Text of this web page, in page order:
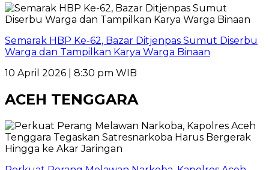
Semarak HBP Ke-62, Bazar Ditjenpas Sumut Diserbu
Warga dan Tampilkan Karya Warga Binaan
10 April 2026 | 8:30 pm WIB
ACEH TENGGARA